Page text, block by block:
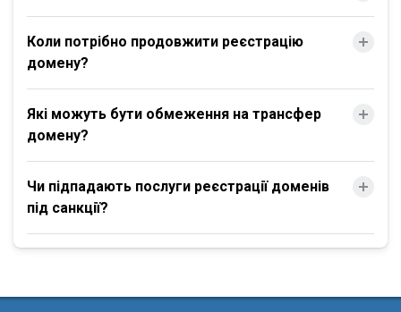
Коли потрібно продовжити реєстрацію
домену?
Які можуть бути обмеження на трансфер
домену?
Чи підпадають послуги реєстрації доменів
під санкції?